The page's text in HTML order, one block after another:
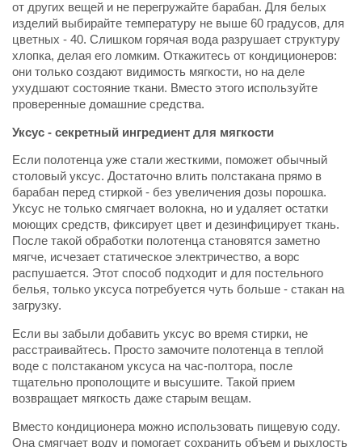
от других вещей и не перегружайте барабан. Для белых
изделий выбирайте температуру не выше 60 градусов, для
цветных - 40. Слишком горячая вода разрушает структуру
хлопка, делая его ломким. Откажитесь от кондиционеров:
они только создают видимость мягкости, но на деле
ухудшают состояние ткани. Вместо этого используйте
проверенные домашние средства.
Уксус - секретный ингредиент для мягкости
Если полотенца уже стали жесткими, поможет обычный
столовый уксус. Достаточно влить полстакана прямо в
барабан перед стиркой - без увеличения дозы порошка.
Уксус не только смягчает волокна, но и удаляет остатки
моющих средств, фиксирует цвет и дезинфицирует ткань.
После такой обработки полотенца становятся заметно
мягче, исчезает статическое электричество, а ворс
распушается. Этот способ подходит и для постельного
белья, только уксуса потребуется чуть больше - стакан на
загрузку.
Если вы забыли добавить уксус во время стирки, не
расстраивайтесь. Просто замочите полотенца в теплой
воде с полстаканом уксуса на час-полтора, после
тщательно прополощите и высушите. Такой прием
возвращает мягкость даже старым вещам.
Вместо кондиционера можно использовать пищевую соду.
Она смягчает воду и помогает сохранить объем и рыхлость